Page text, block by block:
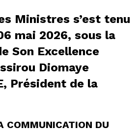
Ministres s’est tenu
mai 2026, sous la
Son Excellence
Diomaye
Président de la
COMMUNICATION DU